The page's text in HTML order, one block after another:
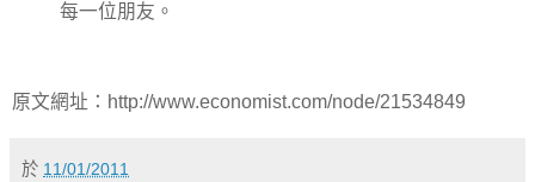
每一位朋友。
原文網址：http://www.economist.com/node/21534849
於 11/01/2011